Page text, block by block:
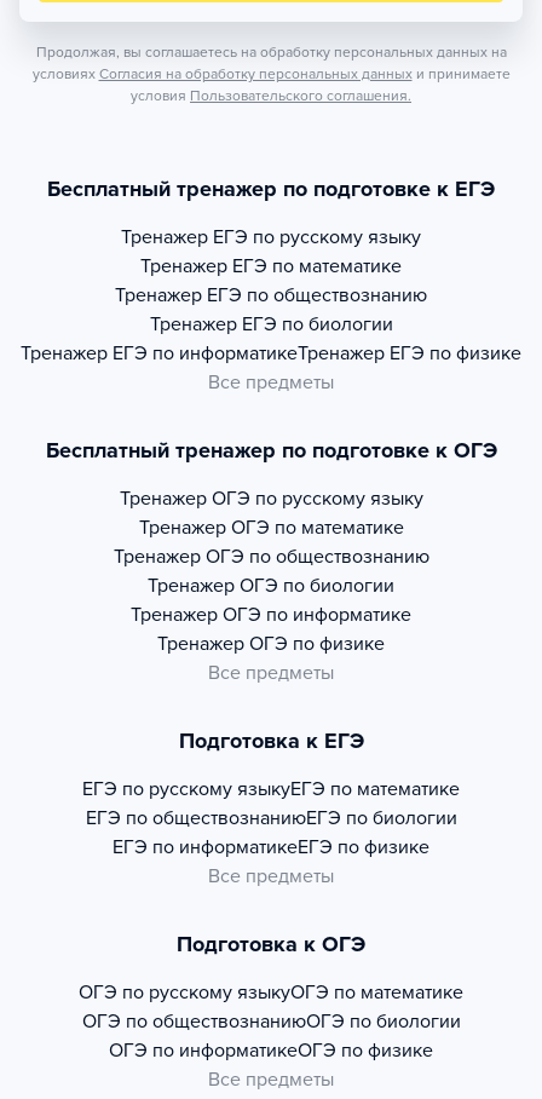
Продолжая, вы соглашаетесь на обработку персональных данных на
условиях Согласия на обработку персональных данных и принимаете
условия Пользовательского соглашения.
Бесплатный тренажер по подготовке к ЕГЭ
Тренажер ЕГЭ по русскому языку
Тренажер ЕГЭ по математике
Тренажер ЕГЭ по обществознанию
Тренажер ЕГЭ по биологии
Тренажер ЕГЭ по информатикеТренажер ЕГЭ по физике
Все предметы
Бесплатный тренажер по подготовке к ОГЭ
Тренажер ОГЭ по русскому языку
Тренажер ОГЭ по математике
Тренажер ОГЭ по обществознанию
Тренажер ОГЭ по биологии
Тренажер ОГЭ по информатике
Тренажер ОГЭ по физике
Все предметы
Подготовка к ЕГЭ
ЕГЭ по русскому языкуЕГЭ по математике
ЕГЭ по обществознаниюЕГЭ по биологии
ЕГЭ по информатикеЕГЭ по физике
Все предметы
Подготовка к ОГЭ
ОГЭ по русскому языкуОГЭ по математике
ОГЭ по обществознаниюОГЭ по биологии
ОГЭ по информатикеОГЭ по физике
Все предметы